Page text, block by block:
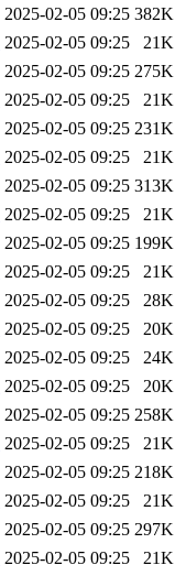
2025-02-05 09:25 382K
2025-02-05 09:25
21K
2025-02-05 09:25 275K
2025-02-05 09:25
21K
2025-02-05 09:25 231K
2025-02-05 09:25
21K
2025-02-05 09:25 313K
2025-02-05 09:25
21K
2025-02-05 09:25 199K
2025-02-05 09:25
21K
2025-02-05 09:25
28K
2025-02-05 09:25
20K
2025-02-05 09:25
24K
2025-02-05 09:25
20K
2025-02-05 09:25 258K
2025-02-05 09:25
21K
2025-02-05 09:25 218K
2025-02-05 09:25
21K
2025-02-05 09:25 297K
2025-02-05 09:25
21K